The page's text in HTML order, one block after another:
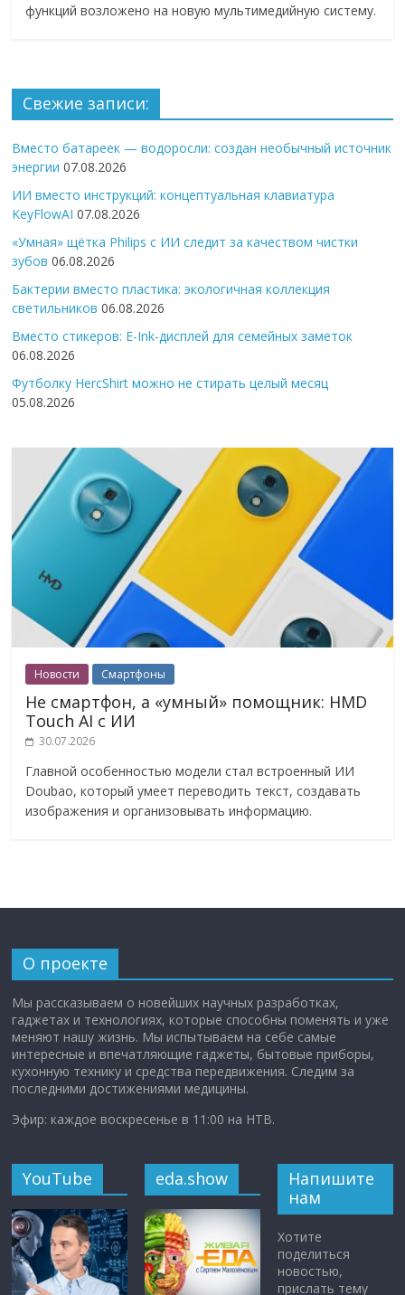
функций возложено на новую мультимедийную систему.
Свежие записи:
Вместо батареек — водоросли: создан необычный источник
энергии 07.08.2026
ИИ вместо инструкций: концептуальная клавиатура
KeyFlowAI 07.08.2026
«Умная» щётка Philips с ИИ следит за качеством чистки
зубов 06.08.2026
Бактерии вместо пластика: экологичная коллекция
светильников 06.08.2026
Вместо стикеров: E-Ink-дисплей для семейных заметок
06.08.2026
Футболку HercShirt можно не стирать целый месяц
05.08.2026
Новости Смартфоны
Не смартфон, а «умный» помощник: HMD
Touch AI с ИИ
30.07.2026
Главной особенностью модели стал встроенный ИИ
Doubao, который умеет переводить текст, создавать
изображения и организовывать информацию.
О проекте
Мы рассказываем о новейших научных разработках,
гаджетах и технологиях, которые способны поменять и уже
меняют нашу жизнь. Мы испытываем на себе самые
интересные и впечатляющие гаджеты, бытовые приборы,
кухонную технику и средства передвижения. Следим за
последними достижениями медицины.
Эфир: каждое воскресенье в 11:00 на НТВ.
YouTube eda.show
Напишите
нам
Хотите
поделиться
новостью,
прислать тему